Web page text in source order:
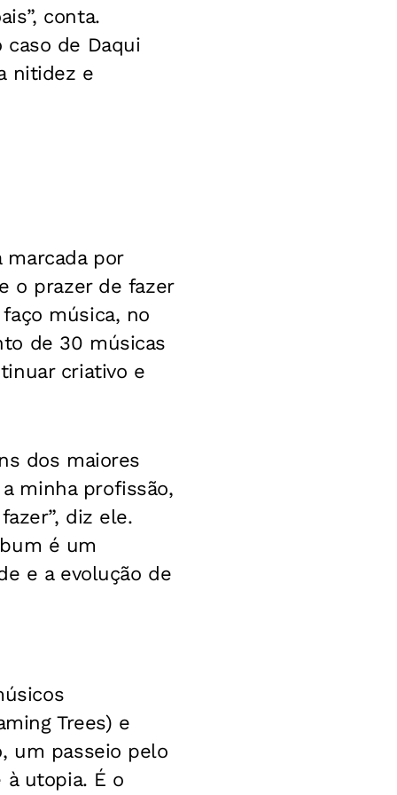
conta.
de Daqui
nitidez e
por
o prazer de fazer
música, no
de 30 músicas
criativo e
dos maiores
minha profissão,
diz ele.
é um
e a evolução de
Trees) e
um passeio pelo
à utopia. É o